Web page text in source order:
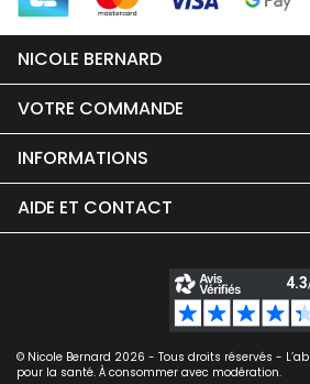
NICOLE BERNARD
VOTRE COMMANDE
INFORMATIONS
AIDE ET CONTACT
© Nicole Bernard 2026 - Tous droits réservés -
pour la santé. À consommer avec modération.